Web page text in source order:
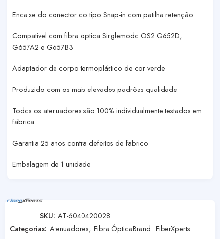
Encaixe do conector do tipo Snap-in com patilha retenção
Compativel com fibra optica Singlemodo OS2 G652D,
G657A2 e G657B3
Adaptador de corpo termoplástico de cor verde
Produzido com os mais elevados padrões qualidade
Todos os atenuadores são 100% individualmente testados em
fábrica
Garantia 25 anos contra defeitos de fabrico
Embalagem de 1 unidade
SKU: AT-6040420028
Categorias: Atenuadores, Fibra ÓpticaBrand: FiberXperts